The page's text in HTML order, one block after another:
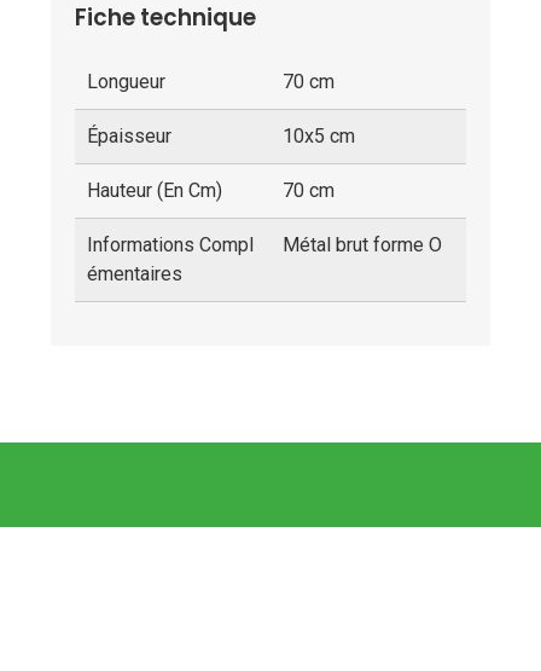
Fiche technique
Longueur 70 cm
Épaisseur 10x5 cm
Hauteur (en Cm) 70 cm
Informations Compl
Émentaires
Métal brut forme O